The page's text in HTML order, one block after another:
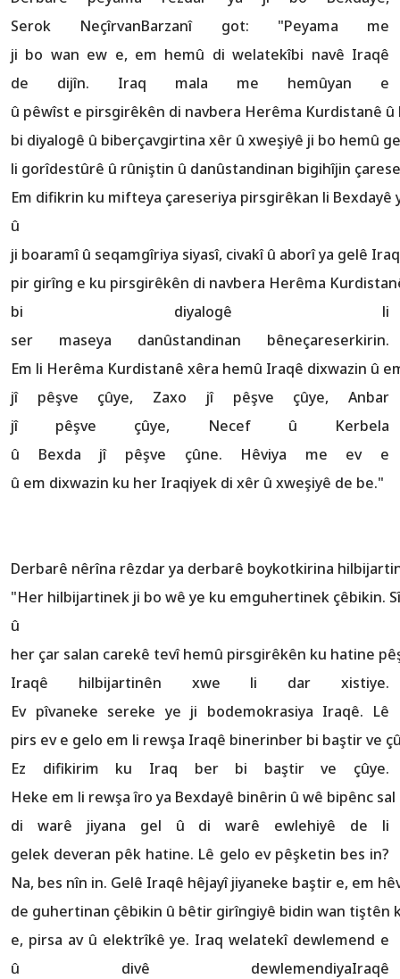
Serok NeçîrvanBarzanî got: "Peyama me
ji bo wan ew e, em hemû di welatekîbi navê Iraqê
de dijîn. Iraq mala me hemûyan e
û pêwîst e pirsgirêkên di navbera Herêma Kurdistanê
bi diyalogê û biberçavgirtina xêr û xweşiyê ji bo hemû
li gorîdestûrê û rûniştin û danûstandinan bigihîjin
Em difikrin ku mifteya çareseriya pirsgirêkan li Bexdayê
û
ji boaramî û seqamgîriya siyasî, civakî û aborî ya gelê
pir girîng e ku pirsgirêkên di navbera Herêma
bi diyalogê li
ser maseya danûstandinan bêneçareserkirin.
Em li Herêma Kurdistanê xêra hemû Iraqê dixwazin û
jî pêşve çûye, Zaxo jî pêşve çûye, Anbar
jî pêşve çûye, Necef û Kerbela
û Bexda jî pêşve çûne. Hêviya me ev e
û em dixwazin ku her Iraqiyek di xêr û xweşiyê de be."
Derbarê nêrîna rêzdar ya derbarê boykotkirina
"Her hilbijartinek ji bo wê ye ku emguhertinek çêbikin.
û
her çar salan carekê tevî hemû pirsgirêkên ku hatine
Iraqê hilbijartinên xwe li dar xistiye.
Ev pîvaneke sereke ye ji bodemokrasiya Iraqê. Lê
pirs ev e gelo em li rewşa Iraqê binerinber bi baştir ve
Ez difikirim ku Iraq ber bi baştir ve çûye.
Heke em li rewşa îro ya Bexdayê binêrin û wê bipênc
di warê jiyana gel û di warê ewlehiyê de li
gelek deveran pêk hatine. Lê gelo ev pêşketin bes in?
Na, bes nîn in. Gelê Iraqê hêjayî jiyaneke baştir e, em
de guhertinan çêbikin û bêtir girîngiyê bidin wan tiştên
e, pirsa av û elektrîkê ye. Iraq welatekî dewlemend e
û divê dewlemendiyaIraqê